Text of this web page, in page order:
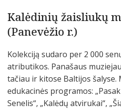
Kalėdinių žaisliukų
(Panevėžio r.)
Kolekciją sudaro per 2 000
atributikos. Panašaus
tačiau ir kitose Baltijos šalyse.
edukacinės programos:
Senelis“, „Kalėdų atvirukai“,